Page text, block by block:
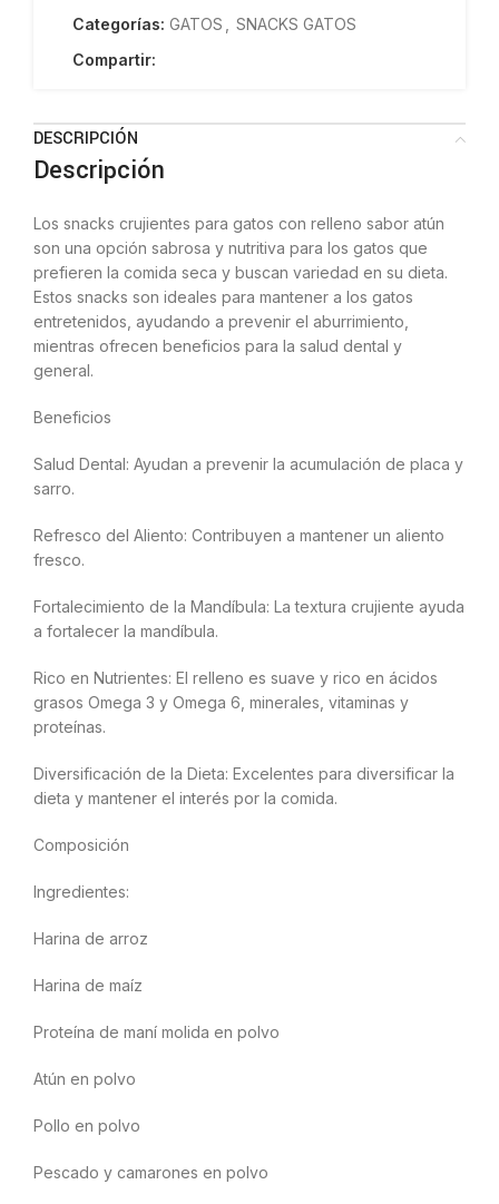
Categorías: GATOS
SNACKS GATOS
Compartir:
DESCRIPCIÓN
Descripción
Los snacks crujientes para gatos con relleno sabor atún
son una opción sabrosa y nutritiva para los gatos que
prefieren la comida seca y buscan variedad en su dieta.
Estos snacks son ideales para mantener a los gatos
entretenidos, ayudando a prevenir el aburrimiento,
mientras ofrecen beneficios para la salud dental y
general.
Beneficios
Salud Dental: Ayudan a prevenir la acumulación de placa y
sarro.
Refresco del Aliento: Contribuyen a mantener un aliento
fresco.
Fortalecimiento de la Mandíbula: La textura crujiente ayuda
a fortalecer la mandíbula.
Rico en Nutrientes: El relleno es suave y rico en ácidos
grasos Omega 3 y Omega 6, minerales, vitaminas y
proteínas.
Diversificación de la Dieta: Excelentes para diversificar la
dieta y mantener el interés por la comida.
Composición
Ingredientes:
Harina de arroz
Harina de maíz
Proteína de maní molida en polvo
Atún en polvo
Pollo en polvo
Pescado y camarones en polvo